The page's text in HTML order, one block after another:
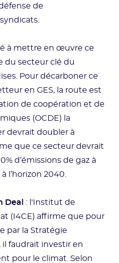
de
à mettre en œuvre ce
du secteur clé du
Pour décarboner ce
en GES, la route est
de coopération et de
(OCDE) la
devrait doubler à
que ce secteur devrait
d’émissions de gaz à
l’horizon 2040.
Deal : l'Institut de
(I4CE) affirme que pour
par la Stratégie
il faudrait investir en
pour le climat. Selon